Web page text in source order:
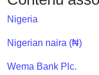
Nigeria
Nigerian naira (₦)
Wema Bank Plc.